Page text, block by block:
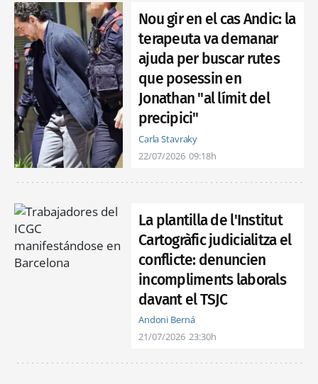
Nou gir en el cas Andic: la
terapeuta va demanar
ajuda per buscar rutes
que posessin en
Jonathan "al límit del
precipici"
Carla Stavraky
22/07/2026 09:18h
La plantilla de l'Institut
Cartogràfic judicialitza el
conflicte: denuncien
incompliments laborals
davant el TSJC
Andoni Berná
21/07/2026 23:30h